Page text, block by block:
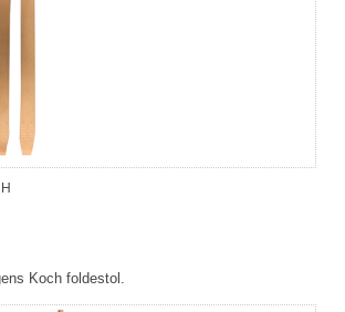
Koch foldestol.